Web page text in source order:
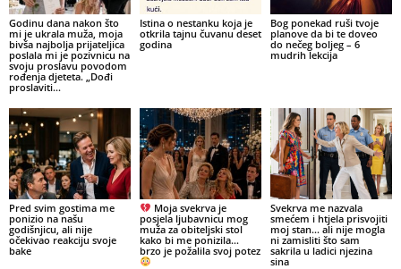
Godinu dana nakon što
mi je ukrala muža, moja
bivša najbolja prijateljica
poslala mi je pozivnicu na
svoju proslavu povodom
rođenja djeteta. „Dođi
proslaviti...
Istina o nestanku koja je
otkrila tajnu čuvanu deset
godina
Bog ponekad ruši tvoje
planove da bi te doveo
do nečeg boljeg – 6
mudrih lekcija
Pred svim gostima me
ponizio na našu
godišnjicu, ali nije
očekivao reakciju svoje
bake
Moja svekrva je
posjela ljubavnicu mog
muža za obiteljski stol
kako bi me ponizila…
brzo je požalila svoj potez
Svekrva me nazvala
smećem i htjela prisvojiti
moj stan… ali nije mogla
ni zamisliti što sam
sakrila u ladici njezina
sina